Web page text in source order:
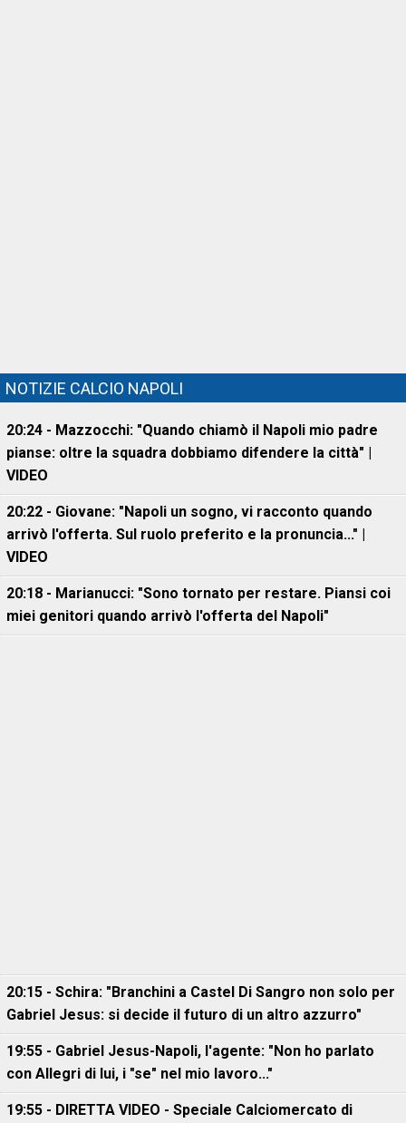
NOTIZIE CALCIO NAPOLI
20:24 - Mazzocchi: "Quando chiamò il Napoli mio padre
pianse: oltre la squadra dobbiamo difendere la città" |
VIDEO
20:22 - Giovane: "Napoli un sogno, vi racconto quando
arrivò l'offerta. Sul ruolo preferito e la pronuncia..." |
VIDEO
20:18 - Marianucci: "Sono tornato per restare. Piansi coi
miei genitori quando arrivò l'offerta del Napoli"
20:15 - Schira: "Branchini a Castel Di Sangro non solo per
Gabriel Jesus: si decide il futuro di un altro azzurro"
19:55 - Gabriel Jesus-Napoli, l'agente: "Non ho parlato
con Allegri di lui, i "se" nel mio lavoro..."
19:55 - DIRETTA VIDEO - Speciale Calciomercato di